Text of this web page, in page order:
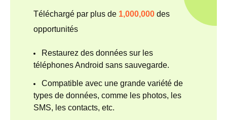
Téléchargé par plus de 1,000,000 des
opportunités
Restaurez des données sur les
téléphones Android sans sauvegarde.
Compatible avec une grande variété de
types de données, comme les photos, les
SMS, les contacts, etc.